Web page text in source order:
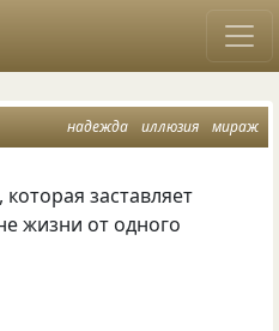
надежда иллюзия мираж
заставляет
жизни от одного